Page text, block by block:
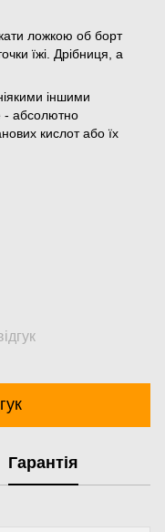
ложкою об борт
їжі. Дрібниця, а
іншими
- абсолютно
кислот або їх
Гарантія